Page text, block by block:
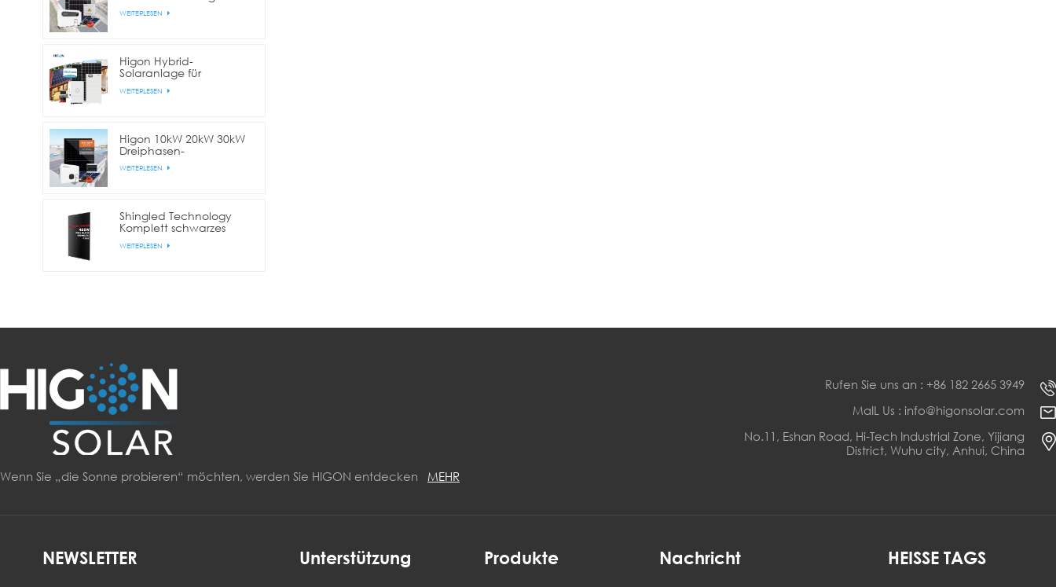
Gewerbe und Industrie
WEITERLESEN
Higon Hybrid-
Solaranlage für
20 kW und 30 kW
WEITERLESEN
Higon 10kW 20kW 30kW
Dreiphasen-
Netzgekoppelte
Solaranlage für
WEITERLESEN
Shingled Technology
Komplett schwarzes
Solarpanel für Zuhause
WEITERLESEN
Wenn Sie „die Sonne probieren“ möchten, werden Sie HIGON entdecken MEHR
Rufen Sie uns an : +86 182 2665 3949
MaIL Us : info@higonsolar.com
No.11, Eshan Road, Hi-Tech Industrial Zone, Yijiang
District, Wuhu city, Anhui, China
NEWSLETTER Unterstützung Produkte Nachricht HEISSE TAGS